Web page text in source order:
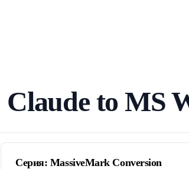
Claude to MS
Серия: MassiveMark Conversion